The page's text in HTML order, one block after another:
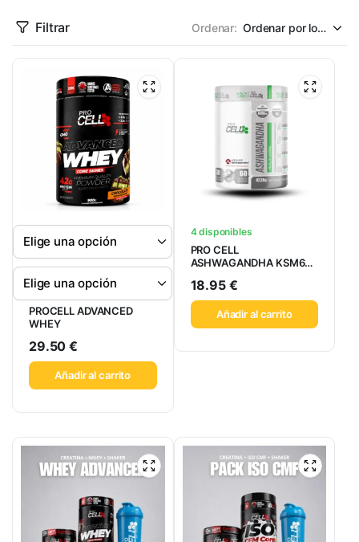
Filtrar Ordenar:
PROCELL ADVANCED
WHEY
29.50€
Añadir al carrito
4 disponibles
PRO CELL
ASHWAGANDHA KSM66
18.95 €
Añadir al carrito